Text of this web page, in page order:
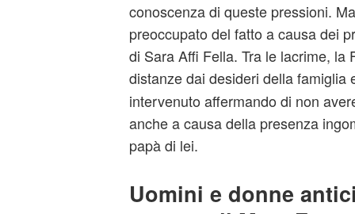
conoscenza di queste pressioni.
preoccupato del fatto a causa dei
di Sara Affi Fella. Tra le lacrime, la
distanze dai desideri della famiglia
intervenuto affermando di non
anche a causa della presenza
papà di lei.
Uomini e donne